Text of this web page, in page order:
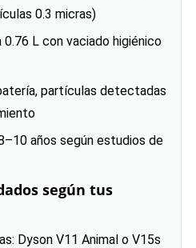
0.3 micras)
L con vaciado higiénico
partículas detectadas
años según estudios de
según tus
Dyson V11 Animal o V15s